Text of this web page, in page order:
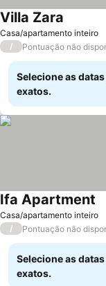
Casa/apartamento inteiro
Villa Zara
/ Pontuação não
Selecione as
exatos.
Casa/apartamento inteiro
Ifa Apartment
/ Pontuação não
Selecione as
exatos.